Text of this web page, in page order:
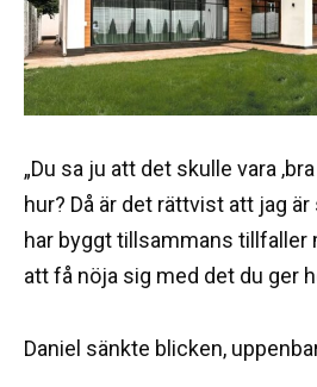
„Du sa ju att det skulle vara
hur? Då är det rättvist att jag
har byggt tillsammans tillfaller
att få nöja sig med det du ger
Daniel sänkte blicken,